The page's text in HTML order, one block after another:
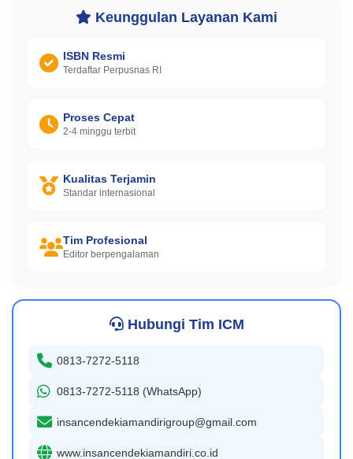
Keunggulan Layanan Kami
ISBN Resmi
Terdaftar Perpusnas RI
Proses Cepat
2-4 minggu terbit
Kualitas Terjamin
Standar internasional
Tim Profesional
Editor berpengalaman
Hubungi Tim ICM
0813-7272-5118
0813-7272-5118 (WhatsApp)
insancendekiamandirigroup@gmail.com
www.insancendekiamandiri.co.id